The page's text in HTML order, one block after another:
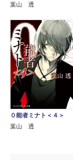
葉山 透
０能者ミナト＜４＞
葉山 透